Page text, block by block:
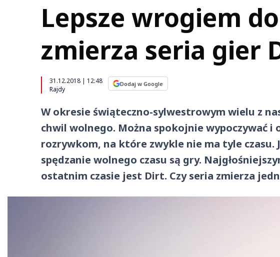
Lepsze wrogiem
zmierza seria gier
31.12.2018 | 12:48
Rajdy
Dodaj w Google
W okresie świąteczno-sylwestrowym wielu z
chwil wolnego. Można spokojnie wypoczywać i
rozrywkom, na które zwykle nie ma tyle czasu.
spędzanie wolnego czasu są gry.
ostatnim czasie jest Dirt. Czy seria zmierza